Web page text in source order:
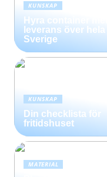
KUNSKAP
Hyra container med
leverans över hela
Sverige
KUNSKAP
Din checklista för
fritidshuset
MATERIAL